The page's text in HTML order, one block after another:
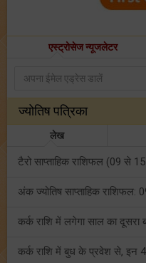
एस्ट्रोसेज न्यूजलेटर
ज्योतिष पत्रिका
लेख
अंक ज्योतिष साप्ताहिक